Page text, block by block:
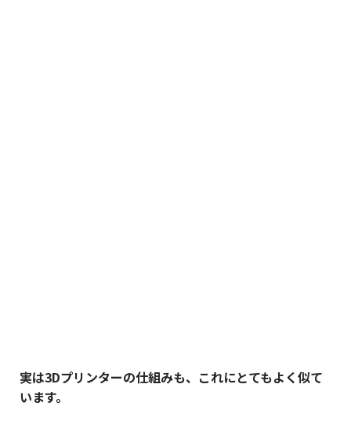
実は3Dプリンターの仕組みも、これにとてもよく似て
います。